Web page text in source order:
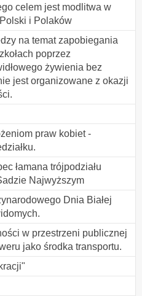
celem jest modlitwa w
i Polaków
na temat zapobiegania
poprzez
żywienia bez
jest organizowane z okazji
praw kobiet -
łamana trójpodziału
Najwyższym
Dnia Białej
w przestrzeni publicznej
jako środka transportu.